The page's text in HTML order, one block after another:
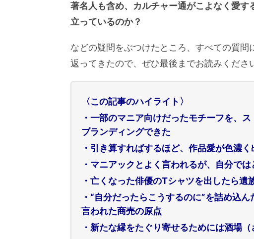
著名人も含め、カルチャー通がこよなく愛す
立っているのか？
などの疑問をぶつけたところ、すべての質
返ってきたので、ぜひ最後までお読みくださ
〈この記事のハイライト〉
・一部のマニア向けだったモチーフを、
ブランディングできた
・引き算すればするほど、作品愛が色濃く
・マニアックとよく言われるが、自分で
・亡くなった俳優のTシャツを出したら遺
・“自分だったらこうするのに”を詰め込
言われた商売の原点
・新たな縁をたぐり寄せるためには酒場（